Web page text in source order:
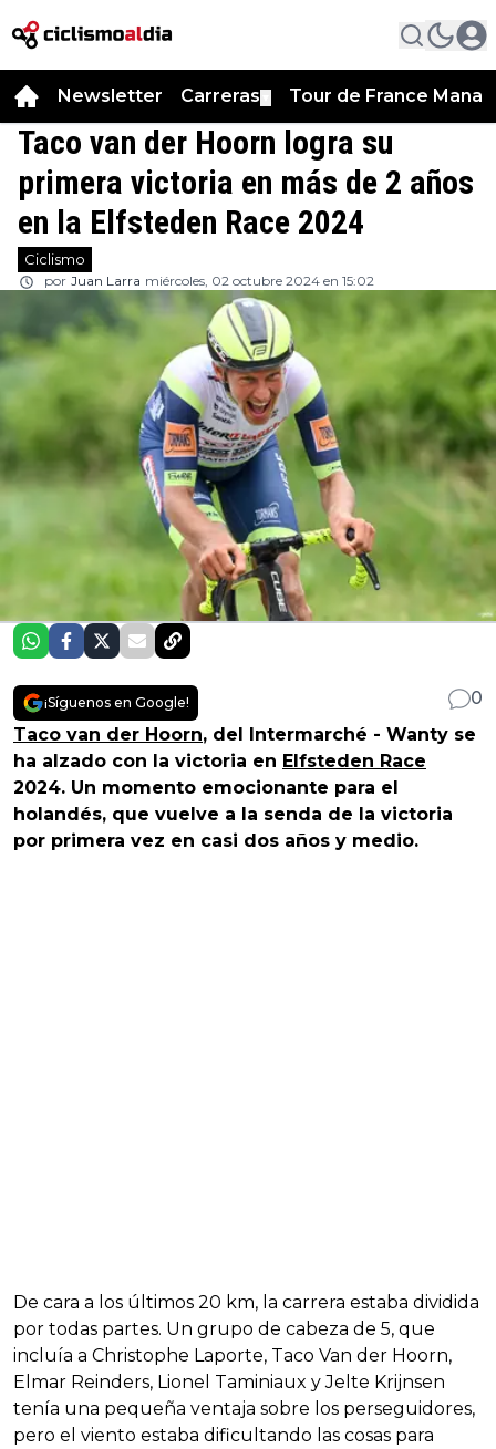
Newsletter Carreras Tour de France
Taco van der Hoorn logra su
primera victoria en más de 2 años
en la Elfsteden Race 2024
Ciclismo
por Juan Larra miércoles, 02 octubre 2024 en 15:02
¡Síguenos en Google!
0
Taco van der Hoorn, del Intermarché - Wanty se
ha alzado con la victoria en Elfsteden Race
2024. Un momento emocionante para el
holandés, que vuelve a la senda de la victoria
por primera vez en casi dos años y medio.
De cara a los últimos 20 km, la carrera estaba dividida
por todas partes. Un grupo de cabeza de 5, que
incluía a Christophe Laporte, Taco Van der Hoorn,
Elmar Reinders, Lionel Taminiaux y Jelte Krijnsen
tenía una pequeña ventaja sobre los perseguidores,
pero el viento estaba dificultando las cosas para